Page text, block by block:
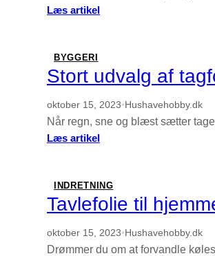
Læs artikel:
overflader
med
naturens
BYGGERI
Stort udvalg af
oktober 15, 2023•Hushavehobby.dk
Når regn, sne og blæst sætter
Læs artikel:
af
tagfolie
til
alle
tagprojekter
INDRETNING
Tavlefolie til
oktober 15, 2023•Hushavehobby.dk
Drømmer du om at forvandle